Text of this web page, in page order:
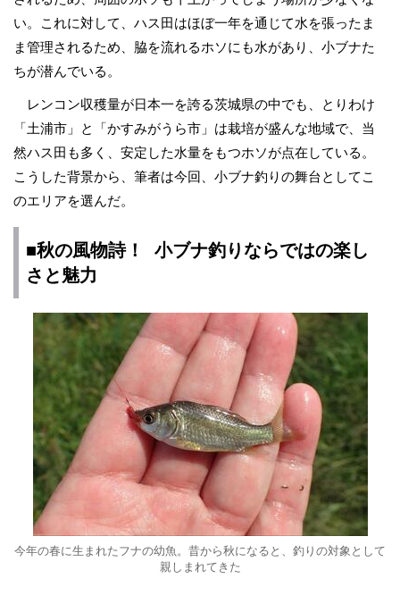
い。これに対して、ハス田はほぼ一年を通じて水を張ったま
ま管理されるため、脇を流れるホソにも水があり、小ブナた
ちが潜んでいる。
レンコン収穫量が日本一を誇る茨城県の中でも、とりわけ
「土浦市」と「かすみがうら市」は栽培が盛んな地域で、当
然ハス田も多く、安定した水量をもつホソが点在している。
こうした背景から、筆者は今回、小ブナ釣りの舞台としてこ
のエリアを選んだ。
■秋の風物詩！ 小ブナ釣りならではの楽し
さと魅力
今年の春に生まれたフナの幼魚。昔から秋になると、釣りの対象として
親しまれてきた